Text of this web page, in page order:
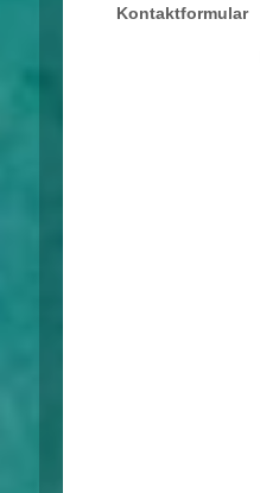
Kontaktformular